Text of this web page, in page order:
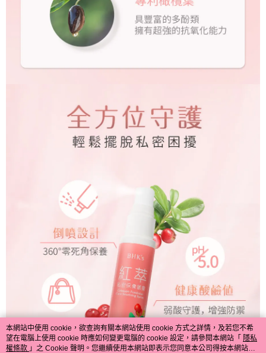
本網站中使用 cookie，欲查詢有關本網站使用 cookie 方式之詳情，及若您不希
望在電腦上使用 cookie 時應如何變更電腦的 cookie 設定，請參閱本網站「 隱私
權條款 」之 Cookie 聲明。您繼續使用本網站即表示您同意本公司得按本網站使